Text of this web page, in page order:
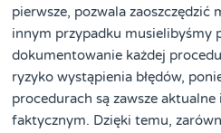
pierwsze, pozwala zaoszczędzić
innym przypadku musielibyśmy
dokumentowanie każdej
ryzyko wystąpienia błędów,
procedurach są zawsze aktualne
faktycznym. Dzięki temu,